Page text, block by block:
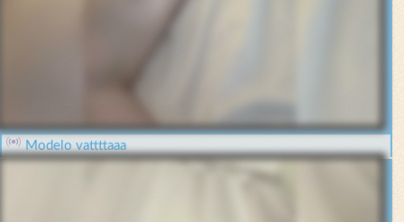
Modelo vattttaaa